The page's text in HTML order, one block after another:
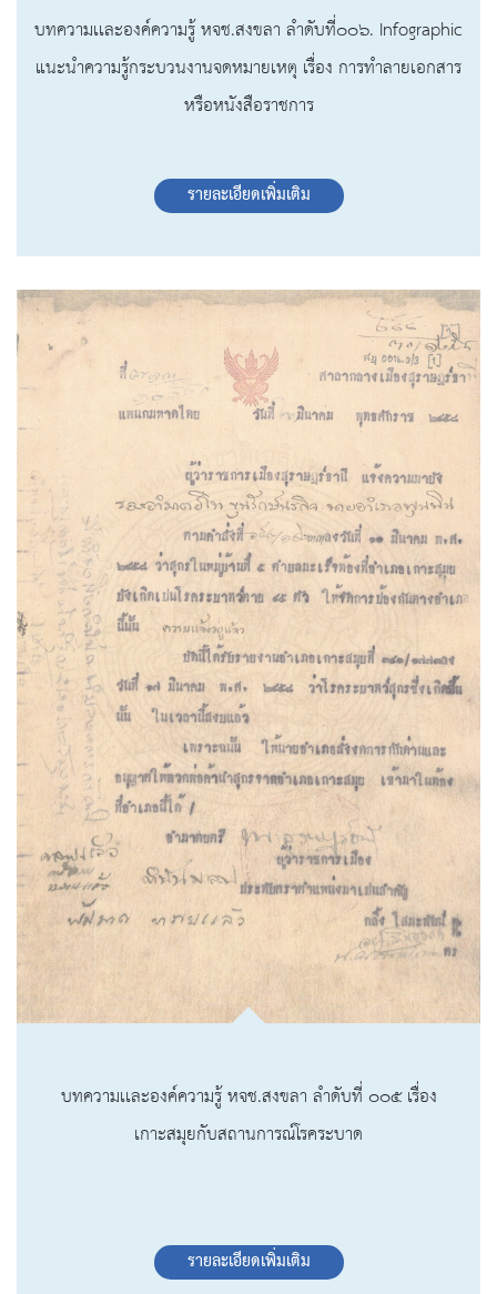
บทความเเละองค์ความรู้ หจช.สงขลา ลำดับที่๐๐๖. Infographic
แนะนำความรู้กระบวนงานจดหมายเหตุ เรื่อง การทำลายเอกสาร
หรือหนังสือราชการ
รายละเอียดเพิ่มเติม
บทความเเละองค์ความรู้ หจช.สงขลา ลำดับที่ ๐๐๕ เรื่อง
เกาะสมุยกับสถานการณ์โรคระบาด
รายละเอียดเพิ่มเติม